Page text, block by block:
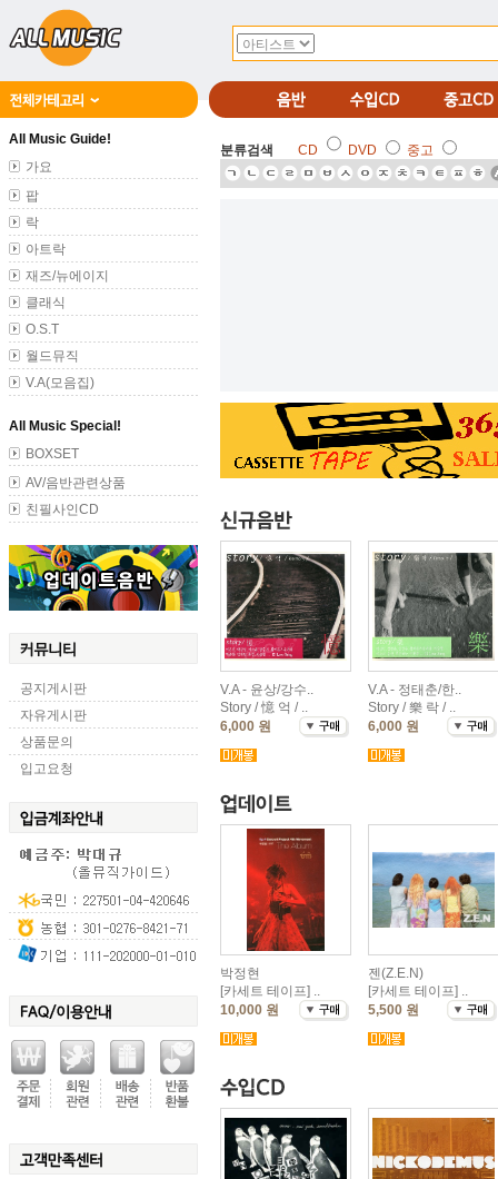
All Music Guide!
가요
팝
락
아트락
재즈/뉴에이지
클래식
O.S.T
월드뮤직
V.A(모음집)
All Music Special!
BOXSET
AV/음반관련상품
친필사인CD
공지게시판
자유게시판
상품문의
입고요청
분류검색 CD DVD 중고
V.A - 윤상/강수..
Story / 憶 억 / ..
6,000 원
V.A - 정태춘/한..
Story / 樂 락 / ..
6,000 원
박정현
[카세트 테이프] ..
10,000 원
젠(Z.E.N)
[카세트 테이프] ..
5,500 원